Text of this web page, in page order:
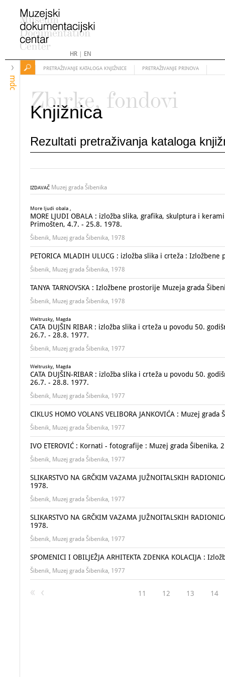
HR| EN
mdc
PRETRAŽIVANJE KATALOGA KNJIŽNICE PRETRAŽIVANJE PRINOVA
Zbirke, fondovi
Knjižnica
Rezultati pretraživanja kataloga
IZDAVAČ Muzej grada Šibenika
More ljudi obala ,
MORE LJUDI OBALA : izložba slika, grafika, skulptura i
Primošten, 4.7. - 25.8. 1978.
Šibenik, Muzej grada Šibenika, 1978
PETORICA MLADIH ULUCG : izložba slika i crteža :
Šibenik, Muzej grada Šibenika, 1978
TANYA TARNOVSKA : Izložbene prostorije Muzeja grada
Šibenik, Muzej grada Šibenika, 1978
Weltrusky, Magda
CATA DUJŠIN RIBAR : izložba slika i crteža u povodu 50.
26.7. - 28.8. 1977.
Šibenik, Muzej grada Šibenika, 1977
Weltrusky, Magda
CATA DUJŠIN-RIBAR : izložba slika i crteža u povodu 50.
26.7. - 28.8. 1977.
Šibenik, Muzej grada Šibenika, 1977
CIKLUS HOMO VOLANS VELIBORA JANKOVIĆA : Muzej
Šibenik, Muzej grada Šibenika, 1977
IVO ETEROVIĆ : Kornati - fotografije : Muzej grada Šibenika,
Šibenik, Muzej grada Šibenika, 1977
SLIKARSTVO NA GRČKIM VAZAMA JUŽNOITALSKIH
1978.
Šibenik, Muzej grada Šibenika, 1977
SLIKARSTVO NA GRČKIM VAZAMA JUŽNOITALSKIH
1978.
Šibenik, Muzej grada Šibenika, 1977
SPOMENICI I OBILJEŽJA ARHITEKTA ZDENKA KOLACIJA :
Šibenik, Muzej grada Šibenika, 1977
11 12 13 14